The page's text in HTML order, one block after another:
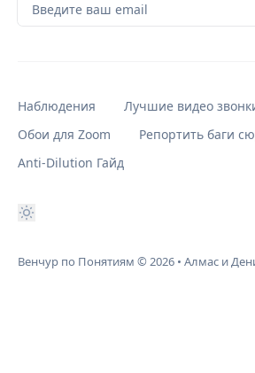
Введите ваш email
Наблюдения
Лучшие видео
Обои для Zoom
Репортить баги
Anti-Dilution Гайд
Венчур по Понятиям © 2026 • Алмас и